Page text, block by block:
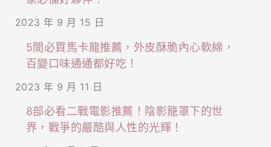
2023 年 9 月 15 日
5間必買馬卡龍推薦，外皮酥脆內心軟綿，
百變口味通通都好吃！
2023 年 9 月 11 日
8部必看二戰電影推薦！陰影籠罩下的世
界，戰爭的嚴酷與人性的光輝！